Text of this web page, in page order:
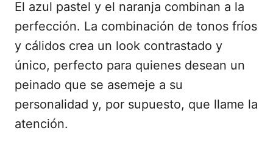
El azul pastel y el naranja combinan a la
perfección. La combinación de tonos fríos
y cálidos crea un look contrastado y
único, perfecto para quienes desean un
peinado que se asemeje a su
personalidad y, por supuesto, que llame la
atención.